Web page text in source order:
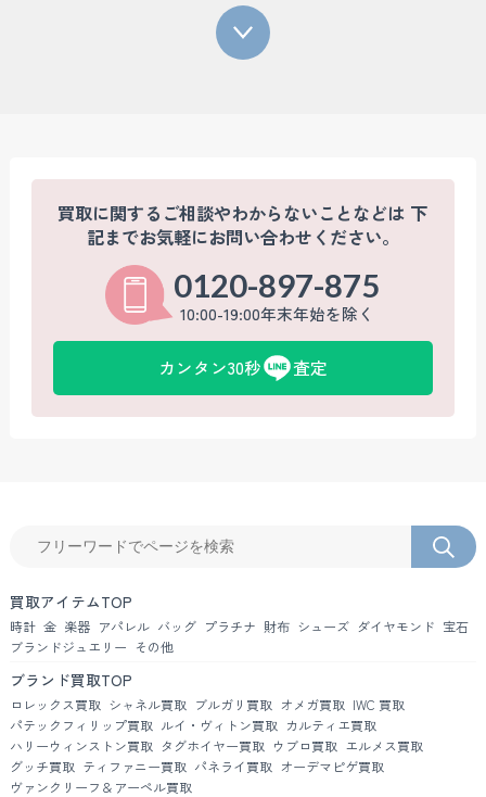
買取に関するご相談やわからないことなどは 下
記までお気軽にお問い合わせください。
0120-897-875
10:00-19:00年末年始を除く
カンタン30秒 査定
買取アイテムTOP
時計 金 楽器 アパレル バッグ プラチナ 財布 シューズ ダイヤモンド 宝石
ブランドジュエリー その他
ブランド買取TOP
ロレックス買取 シャネル買取 ブルガリ買取 オメガ買取 IWC 買取
パテックフィリップ買取 ルイ・ヴィトン買取 カルティエ買取
ハリーウィンストン買取 タグホイヤー買取 ウブロ買取 エルメス買取
グッチ買取 ティファニー買取 パネライ買取 オーデマピゲ買取
ヴァンクリーフ＆アーペル買取